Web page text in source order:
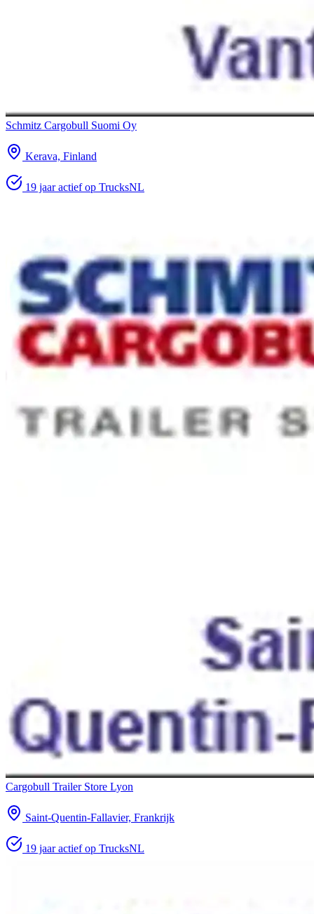
Schmitz Cargobull Suomi Oy
Kerava, Finland
19 jaar actief op TrucksNL
Cargobull Trailer Store Lyon
Saint-Quentin-Fallavier, Frankrijk
19 jaar actief op TrucksNL